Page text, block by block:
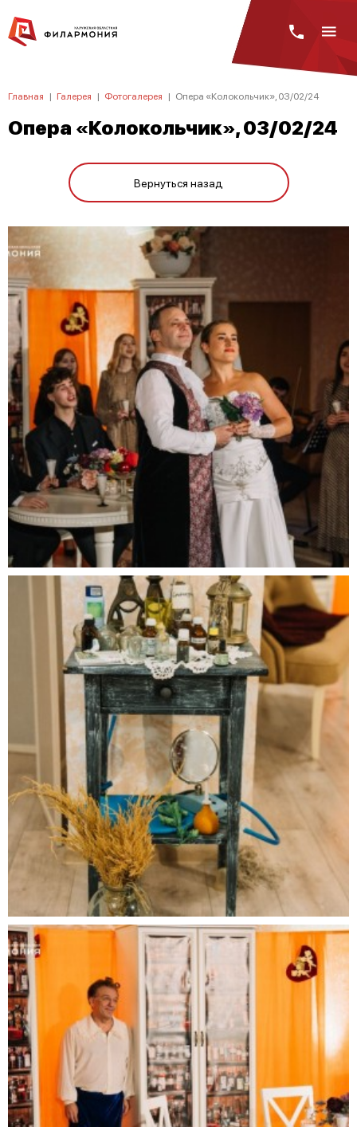
Главная | Галерея | Фотогалерея | Опера «Колокольчик», 03/02/24
Опера «Колокольчик», 03/02/24
Вернуться назад